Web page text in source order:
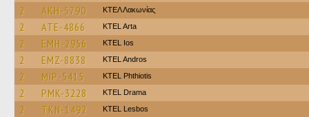
2 AKH-5790 ΚΤΕΛ Λακωνίας
2 ATE-4866 KTEL Arta
2 EMH-2956 KTEL Ios
2 EMZ-8838 KTEL Andros
2 MIP-5415 ΚΤΕL Phthiotis
2 PMK-3228 KTEL Drama
2 TKN-1492 KTEL Lesbos